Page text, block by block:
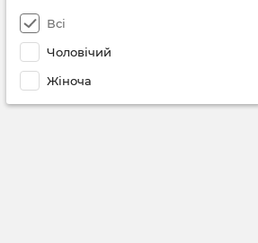
Всі
Чоловічий
Жіноча